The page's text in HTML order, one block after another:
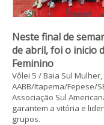
Neste final de
de abril, foi o inicio
Feminino
Vôlei 5 / Baia Sul Mulher,
AABB/Itapema/Fepese/
Associação Sul
garantem a vitória e
grupos.